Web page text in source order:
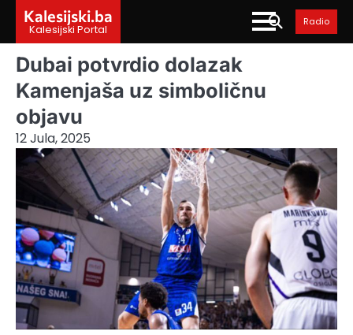
content
Kalesijski.ba
Kalesijski Portal
Radio
Dubai potvrdio dolazak
Kamenjaša uz simboličnu
objavu
12 Jula, 2025